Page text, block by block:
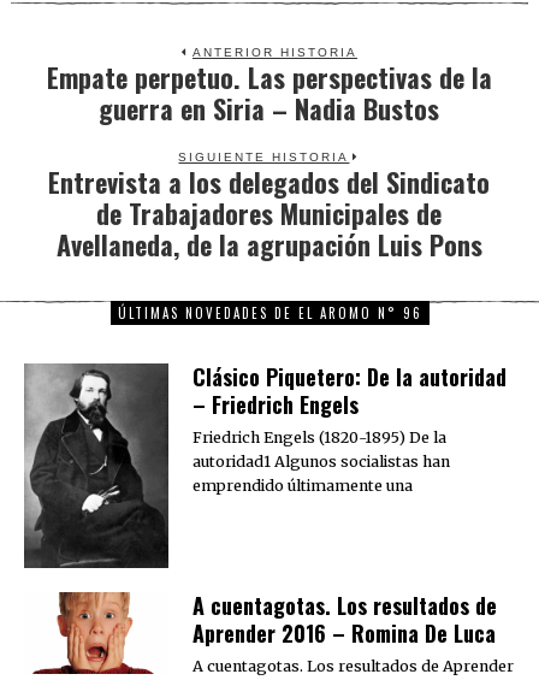
ANTERIOR HISTORIA
Previous
post:
Empate perpetuo. Las perspectivas de la
guerra en Siria – Nadia Bustos
SIGUIENTE HISTORIA
Next
post:
Entrevista a los delegados del Sindicato
de Trabajadores Municipales de
Avellaneda, de la agrupación Luis Pons
ÚLTIMAS NOVEDADES DE EL AROMO N° 96
Clásico Piquetero: De la autoridad
– Friedrich Engels
Friedrich Engels (1820-1895) De la
autoridad1 Algunos socialistas han
emprendido últimamente una
A cuentagotas. Los resultados de
Aprender 2016 – Romina De Luca
A cuentagotas. Los resultados de Aprender